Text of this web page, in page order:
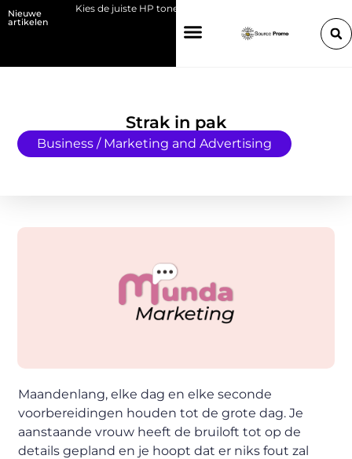
Nieuwe
artikelen
Kies de juiste HP toner voor jouw printer
Strak in pak
Business / Marketing and Advertising
Maandenlang, elke dag en elke seconde
voorbereidingen houden tot de grote dag.Je
aanstaande vrouw heeft de bruiloft tot op de
details gepland en je hoopt dat er niks fout zal